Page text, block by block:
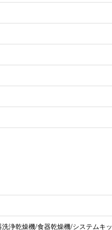
浄乾燥機/食器乾燥機/システムキッ